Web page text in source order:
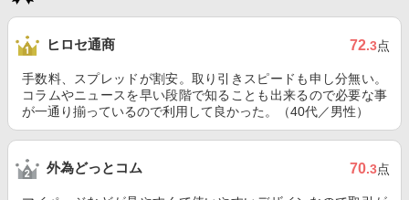
ヒロセ通商 72.3点
手数料、スプレッドが割安。取り引きスピードも申し分無い。
コラムやニュースを早い段階で知ることも出来るので必要な事
が一通り揃っているので利用して良かった。（40代／男性）
外為どっとコム 70.3点